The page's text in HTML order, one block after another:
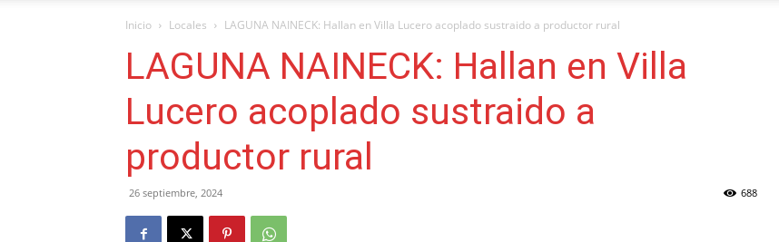
Inicio Locales LAGUNA NAINECK: Hallan en Villa Lucero acoplado sustraido a productor rural
LAGUNA NAINECK: Hallan en Villa
Lucero acoplado sustraido a
productor rural
26 septiembre, 2024 688